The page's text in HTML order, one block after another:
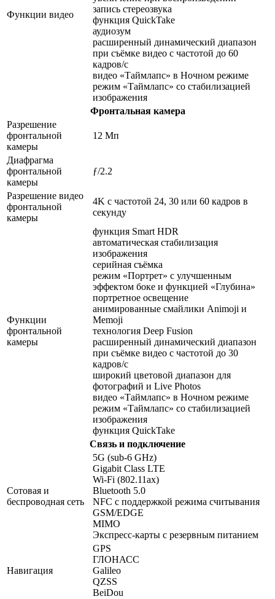
Функции видео
запись стереозвука
функция QuickTake
аудиозум
расширенный динамический диапазон
при съёмке видео с частотой до 60
кадров/ с
видео «Таймлапс» в Ночном режиме
режим «Таймлапс» со стабилизацией
изображения
Фронтальная камера
Разрешение
фронтальной
камеры
12 Мп
Диафрагма
фронтальной
камеры
ƒ/2.2
Разрешение видео
фронтальной
камеры
4K с частотой 24, 30 или 60 кадров в
секунду
Функции
фронтальной
камеры
функция Smart HDR
автоматическая стабилизация
изображения
серийная съëмка
режим «Портрет» с улучшенным
эффектом боке и функцией «Глубина»
портретное освещение
анимированные смайлики Animoji и
Memoji
технология Deep Fusion
расширенный динамический диапазон
при съёмке видео с частотой до 30
кадров/ с
широкий цветовой диапазон для
фотографий и Live Photos
видео «Таймлапс» в Ночном режиме
режим «Таймлапс» со стабилизацией
изображения
функция QuickTake
Связь и подключение
Сотовая и
беспроводная сеть
5G (sub‑6 GHz)
Gigabit Class LTE
Wi-Fi (802.11​ax)
Bluetooth 5.0
NFC с поддержкой режима считывания
GSM/EDGE
MIMO
Экспресс‑карты с резервным питанием
Навигация
GPS
ГЛОНАСС
Galileo
QZSS
BeiDou